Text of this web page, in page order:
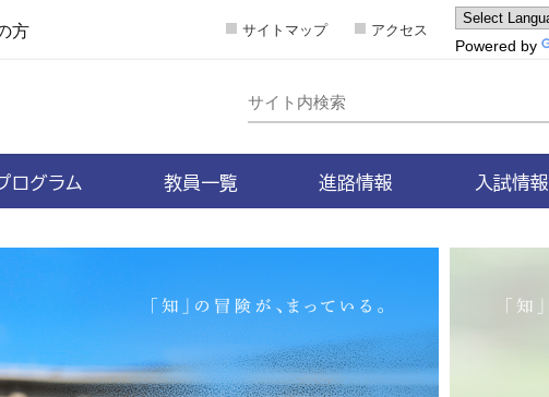
方 サイトマップ アクセス
Powered by
ログラム 教員一覧 進路情報 入試情報